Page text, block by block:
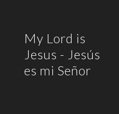
My Lord is
Jesus - Jesús
es mi Señor